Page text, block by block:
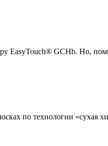
EasyTouch® GCHb. Но,
по технологии «сухая